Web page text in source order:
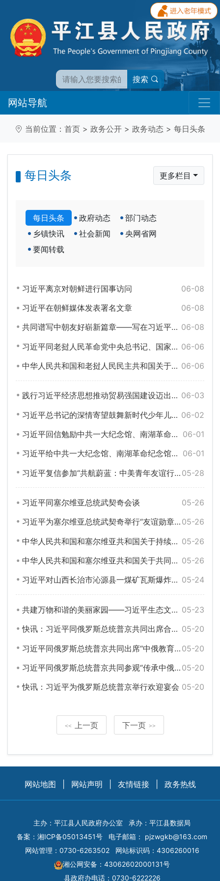
搜索
网站导航
当前位置： 首页 > 政务公开 > 政务动态 > 每日头条
每日头条 更多栏目
每日头条 政府动态
部门动态
乡镇快讯
社会新闻
央网省网
要闻转载
06-08
习近平离京对朝鲜进行国事访问
06-08
习近平在朝鲜媒体发表署名文章
06-08
共同谱写中朝友好崭新篇章——写在习近平总书记对朝鲜进行国事访问之际
06-06
习近平同老挝人民革命党中央总书记、国家主席通伦举行会谈
06-06
中华人民共和国和老挝人民民主共和国关于构建新时代全天候中老命运共同体的联合声明
06-03
践行习近平经济思想推动贸易强国建设迈出新步伐
06-02
习近平总书记的深情寄望鼓舞新时代少年儿童成长成才
06-01
习近平回信勉励中共一大纪念馆、南湖革命纪念馆少先队红领巾讲解员
06-01
习近平给中共一大纪念馆、南湖革命纪念馆少先队红领巾讲解员的回信
05-28
习近平复信参加“共航蔚蓝：中美青年友谊行”活动的两国学生
05-26
习近平同塞尔维亚总统武契奇会谈
05-26
习近平为塞尔维亚总统武契奇举行“友谊勋章”颁授仪式
05-26
中华人民共和国和塞尔维亚共和国关于持续推进构建新时代中塞命运共同体的联合声明
05-26
中华人民共和国和塞尔维亚共和国关于共同推动落实四大全球倡议的联合声明
05-24
习近平对山西长治市沁源县一煤矿瓦斯爆炸事故作出重要指示
05-23
共建万物和谐的美丽家园——习近平生态文明思想引领生物多样性保护事业开创新局面
05-20
快讯：习近平同俄罗斯总统普京共同出席合作文件签字仪式
05-20
习近平同俄罗斯总统普京共同出席“中俄教育年”开幕式并致辞
05-20
习近平同俄罗斯总统普京共同参观“传承中俄世代友好 树立大国关系典范”图片展
05-20
快讯：习近平为俄罗斯总统普京举行欢迎宴会
<< 上一页 下一页 >>
网站地图 网站声明 友情链接 政务热线
主办：平江县人民政府办公室
承办：平江县数据局
备案： 湘ICP备05013451号 电子邮箱： pjzwgkb@163.com
网站管理：0730-6263502
网站标识码：4306260016
湘公网安备：43062602000131号
县政府办电话：0730-6222226